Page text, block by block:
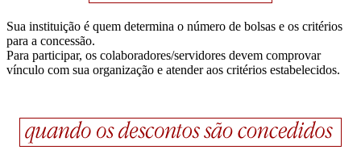
Sua instituição é quem determina o número de bolsas e os critérios
para a concessão.
Para participar, os colaboradores/servidores devem comprovar
vínculo com sua organização e atender aos critérios estabelecidos.